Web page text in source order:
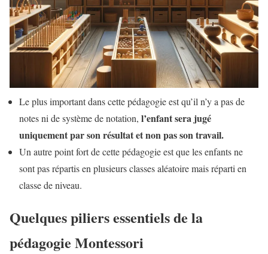
Le plus important dans cette pédagogie est qu’il n’y a pas de
notes ni de système de notation, l’enfant sera jugé
uniquement par son résultat et non pas son travail.
Un autre point fort de cette pédagogie est que les enfants ne
sont pas répartis en plusieurs classes aléatoire mais réparti en
classe de niveau.
Quelques piliers essentiels de la
pédagogie Montessori